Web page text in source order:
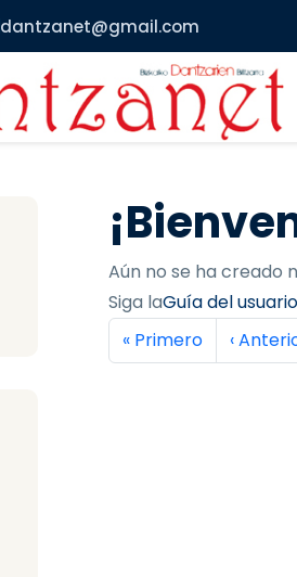
dantzanet@gmail.com
Aún no se ha creado
Siga laGuía del usuario
Paginación
Primera página
« Primero Página
‹